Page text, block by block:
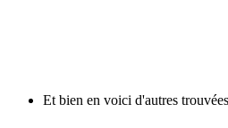
Et bien en voici d'autres